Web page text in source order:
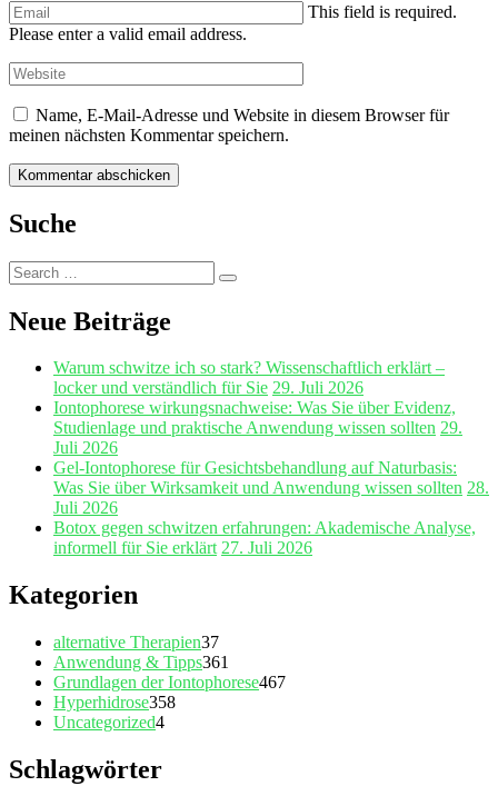
This field is required.
Please enter a valid email address.
Name, E-Mail-Adresse und Website in diesem Browser für
meinen nächsten Kommentar speichern.
Suche
Search
for:
Search
Neue Beiträge
Warum schwitze ich so stark? Wissenschaftlich erklärt –
locker und verständlich für Sie 29. Juli 2026
Iontophorese wirkungsnachweise: Was Sie über Evidenz,
Studienlage und praktische Anwendung wissen sollten 29.
Juli 2026
Gel‑Iontophorese für Gesichtsbehandlung auf Naturbasis:
Was Sie über Wirksamkeit und Anwendung wissen sollten 28.
Juli 2026
Botox gegen schwitzen erfahrungen: Akademische Analyse,
informell für Sie erklärt 27. Juli 2026
Kategorien
alternative Therapien37
Anwendung & Tipps361
Grundlagen der Iontophorese467
Hyperhidrose358
Uncategorized4
Schlagwörter